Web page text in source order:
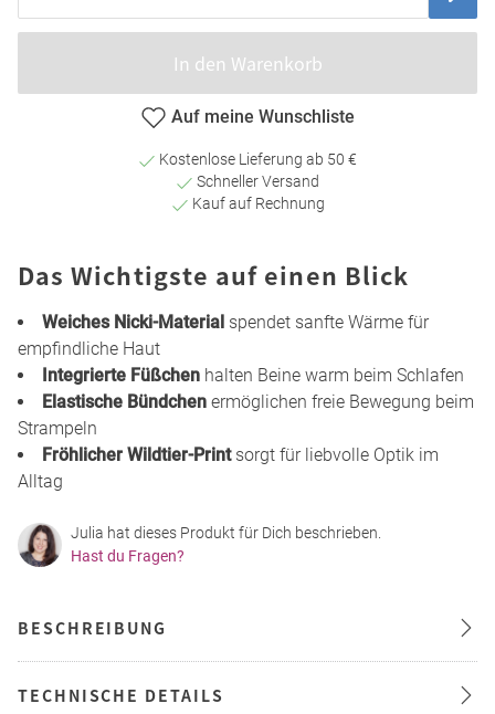
In den Warenkorb
Auf meine Wunschliste
Kostenlose Lieferung ab 50 €
Schneller Versand
Kauf auf Rechnung
Das Wichtigste auf einen Blick
Weiches Nicki-Material spendet sanfte Wärme für
empfindliche Haut
Integrierte Füßchen halten Beine warm beim Schlafen
Elastische Bündchen ermöglichen freie Bewegung beim
Strampeln
Fröhlicher Wildtier-Printsorgt für liebvolle Optik im
Alltag
Julia hat dieses Produkt für Dich beschrieben.
Hast du Fragen?
BESCHREIBUNG
TECHNISCHE DETAILS